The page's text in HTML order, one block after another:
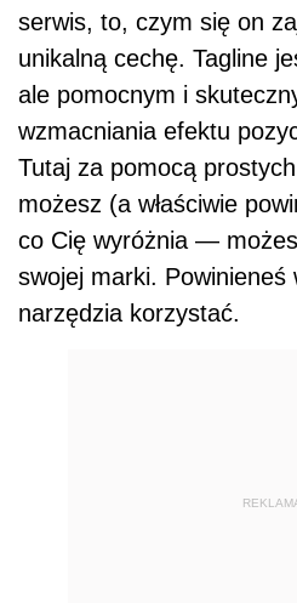
serwis, to, czym się on
unikalną cechę. Tagline
ale pomocnym i
wzmacniania efektu
Tutaj za pomocą
możesz (a właściwie
co Cię wyróżnia —
swojej marki.
narzędzia korzystać.